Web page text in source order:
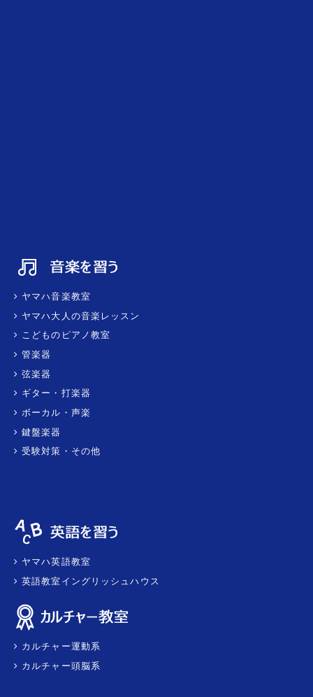
ヤマハ音楽教室
ヤマハ大人の音楽レッスン
こどものピアノ教室
管楽器
弦楽器
ギター・打楽器
ボーカル・声楽
鍵盤楽器
受験対策・その他
ヤマハ英語教室
英語教室イングリッシュハウス
カルチャー運動系
カルチャー頭脳系